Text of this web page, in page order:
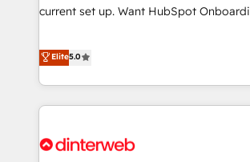
implement HubSpot effectively and
rating of 4.9/5 and a proven track
transformation, our growth-first
brands dominate their markets.
current set up. Want HubSpot Onboarding? We'll customise
to our Profile! We can help with... • CRM
reports & workflows, and team training
Salesforce, Pipedrive, Dynamics etc •
Custom API integrations & ERP
skilled members) • 150+ Clients for
Elite5.0